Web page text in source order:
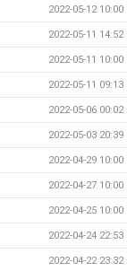
2022-05-12 10:00
2022-05-11 14:52
2022-05-11 10:00
2022-05-11 09:13
2022-05-06 00:02
2022-05-03 20:39
2022-04-29 10:00
2022-04-27 10:00
2022-04-25 10:00
2022-04-24 22:53
2022-04-22 23:32